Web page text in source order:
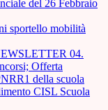
del 26 Febbraio
sportello mobilità
04.
Offerta
della scuola
CISL Scuola